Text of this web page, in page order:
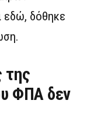
εδώ, δόθηκε
της
ΦΠΑ δεν